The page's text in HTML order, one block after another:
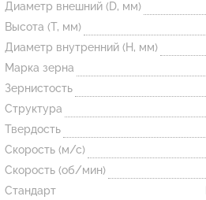
Огнеупорные
изделия
Скачать каталог
Тигель
Муфель
Черпак
Шербер
Диаметр внешний (D, мм)
Высота (T, мм)
Диаметр внутренний (H, мм)
Марка зерна
Зернистость
Структура
Твердость
Скорость (м/с)
Скорость (об/мин)
Стандарт